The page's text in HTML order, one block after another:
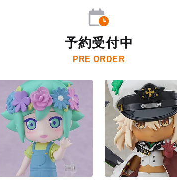
予約受付中
PRE ORDER